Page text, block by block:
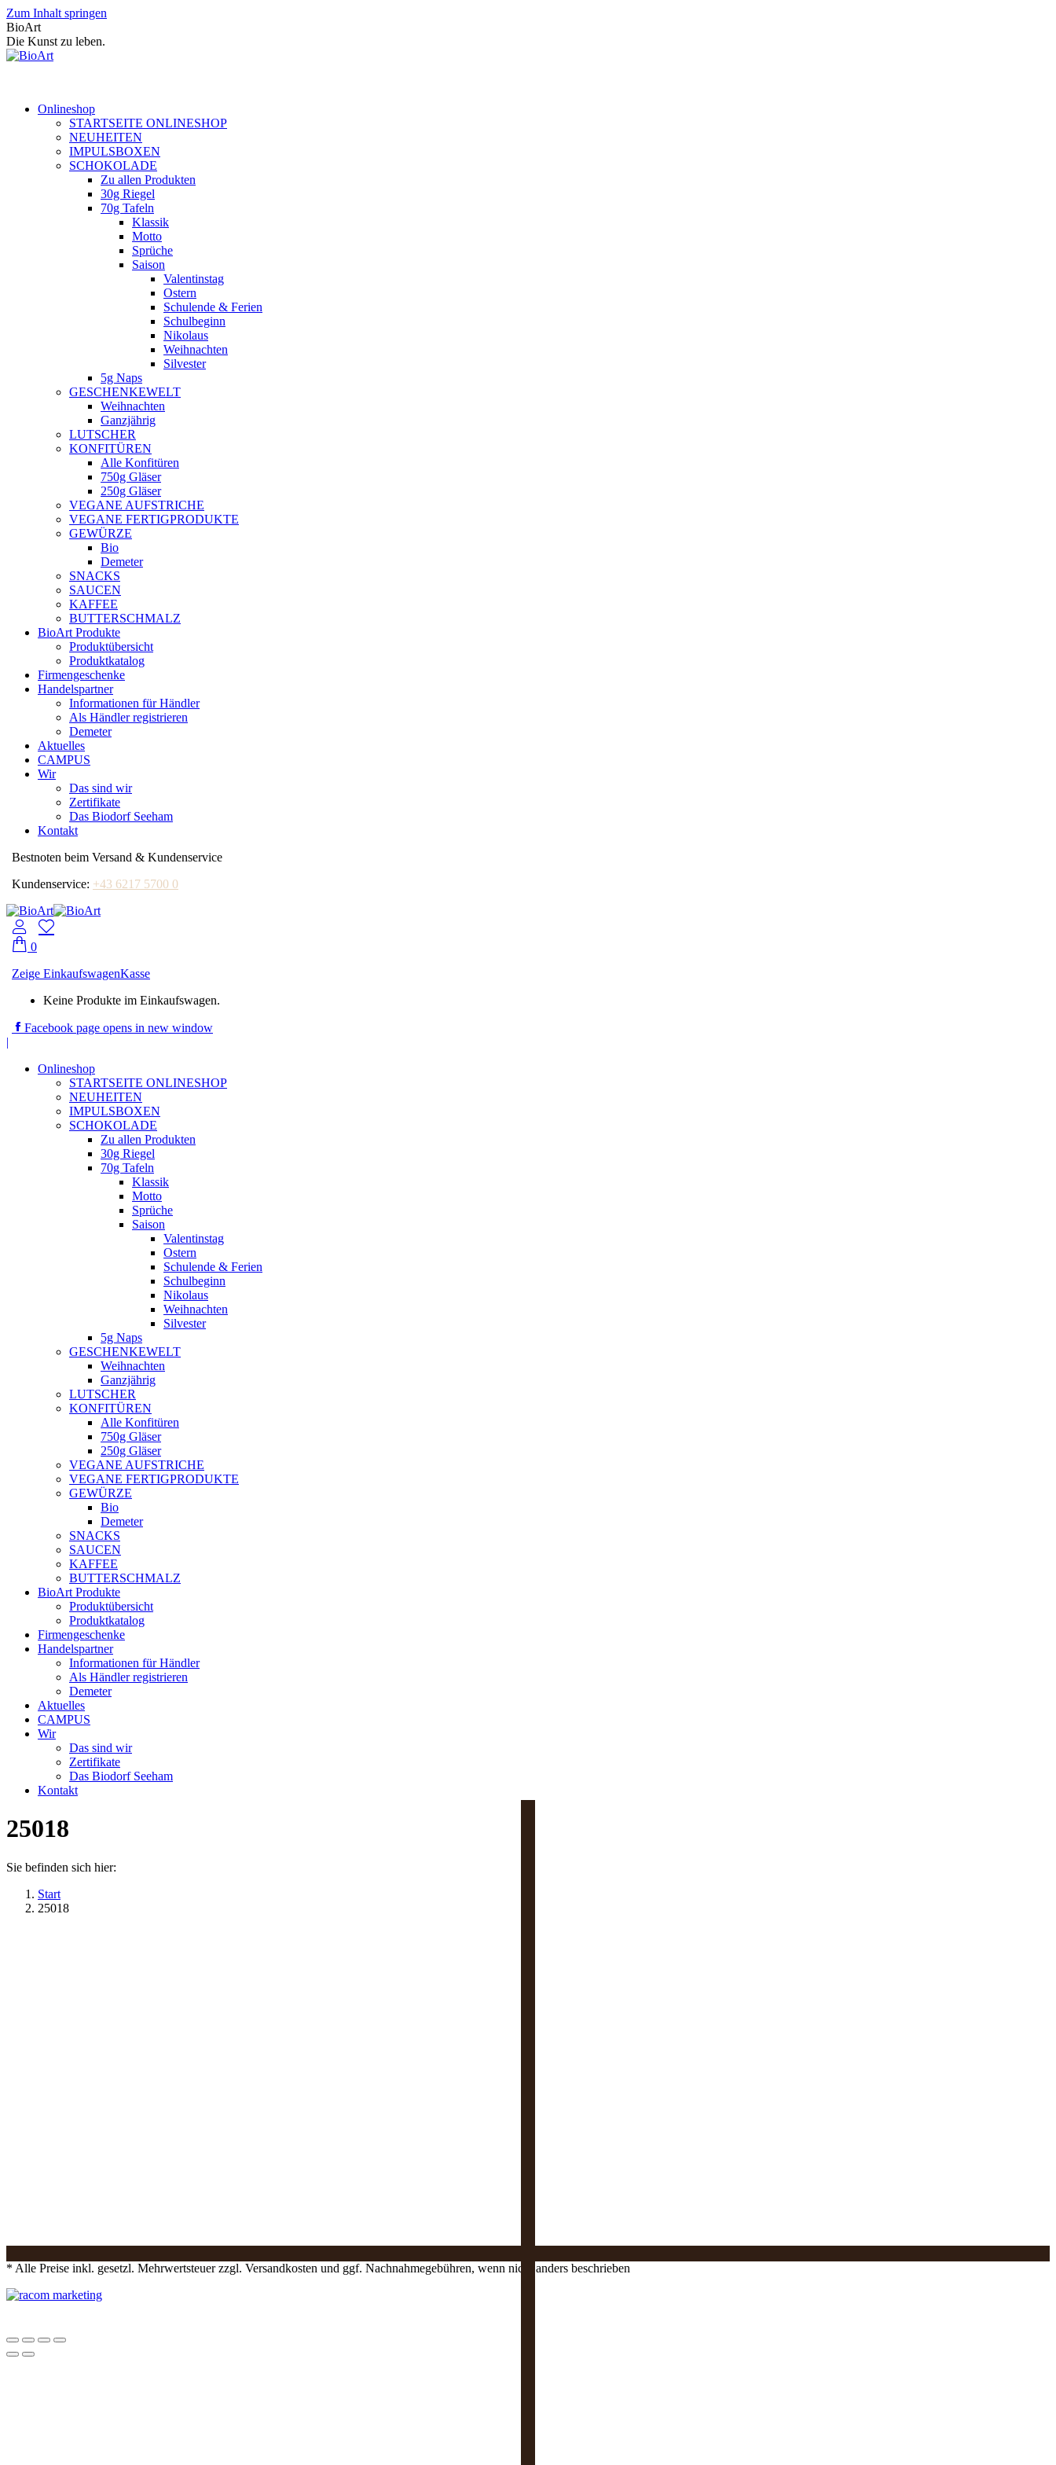
Zum Inhalt springen
BioArt
Die Kunst zu leben.
Onlineshop
STARTSEITE ONLINESHOP
NEUHEITEN
IMPULSBOXEN
SCHOKOLADE
Zu allen Produkten
30g Riegel
70g Tafeln
Klassik
Motto
Sprüche
Saison
Valentinstag
Ostern
Schulende & Ferien
Schulbeginn
Nikolaus
Weihnachten
Silvester
5g Naps
GESCHENKEWELT
Weihnachten
Ganzjährig
LUTSCHER
KONFITÜREN
Alle Konfitüren
750g Gläser
250g Gläser
VEGANE AUFSTRICHE
VEGANE FERTIGPRODUKTE
GEWÜRZE
Bio
Demeter
SNACKS
SAUCEN
KAFFEE
BUTTERSCHMALZ
BioArt Produkte
Produktübersicht
Produktkatalog
Firmengeschenke
Handelspartner
Informationen für Händler
Als Händler registrieren
Demeter
Aktuelles
CAMPUS
Wir
Das sind wir
Zertifikate
Das Biodorf Seeham
Kontakt
Bestnoten beim Versand & Kundenservice
Kundenservice: +43 6217 5700 0
0
Zeige EinkaufswagenKasse
Keine Produkte im Einkaufswagen.
Facebook page opens in new window
|
Onlineshop
STARTSEITE ONLINESHOP
NEUHEITEN
IMPULSBOXEN
SCHOKOLADE
Zu allen Produkten
30g Riegel
70g Tafeln
Klassik
Motto
Sprüche
Saison
Valentinstag
Ostern
Schulende & Ferien
Schulbeginn
Nikolaus
Weihnachten
Silvester
5g Naps
GESCHENKEWELT
Weihnachten
Ganzjährig
LUTSCHER
KONFITÜREN
Alle Konfitüren
750g Gläser
250g Gläser
VEGANE AUFSTRICHE
VEGANE FERTIGPRODUKTE
GEWÜRZE
Bio
Demeter
SNACKS
SAUCEN
KAFFEE
BUTTERSCHMALZ
BioArt Produkte
Produktübersicht
Produktkatalog
Firmengeschenke
Handelspartner
Informationen für Händler
Als Händler registrieren
Demeter
Aktuelles
CAMPUS
Wir
Das sind wir
Zertifikate
Das Biodorf Seeham
Kontakt
25018
Sie befinden sich hier:
Start
25018
* Alle Preise inkl. gesetzl. Mehrwertsteuer zzgl. Versandkosten und ggf. Nachnahmegebühren, wenn nicht anders beschrieben